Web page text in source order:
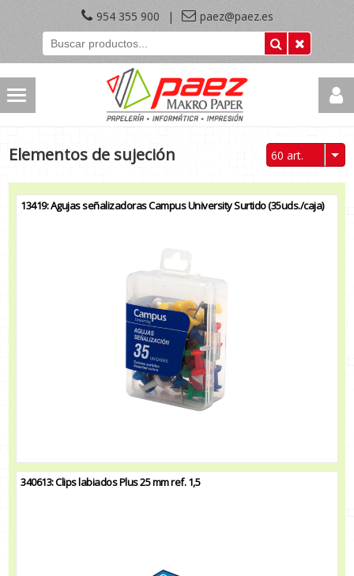
954 355 900 | paez@paez.es
Elementos de sujeción 60 art.
13419: Agujas señalizadoras Campus University Surtido (35uds./caja)
340613: Clips labiados Plus 25 mm ref. 1,5